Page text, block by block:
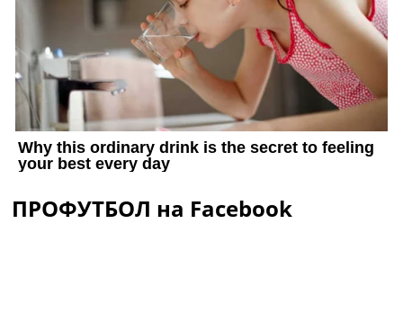
ПРОФУТБОЛ на Facebook